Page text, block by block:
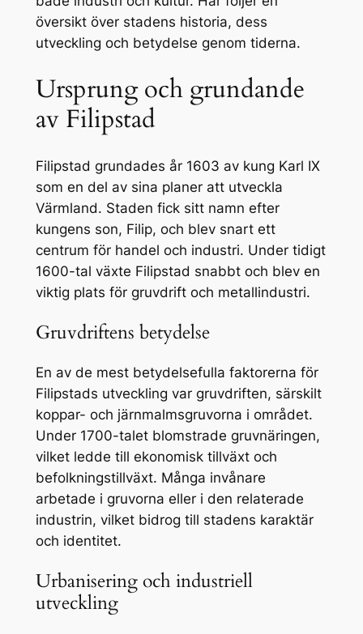
översikt över stadens historia, dess
utveckling och betydelse genom tiderna.
Ursprung och grundande
av Filipstad
Filipstad grundades år 1603 av kung Karl IX
som en del av sina planer att utveckla
Värmland. Staden fick sitt namn efter
kungens son, Filip, och blev snart ett
centrum för handel och industri. Under tidigt
1600-tal växte Filipstad snabbt och blev en
viktig plats för gruvdrift och metallindustri.
Gruvdriftens betydelse
En av de mest betydelsefulla faktorerna för
Filipstads utveckling var gruvdriften, särskilt
koppar- och järnmalmsgruvorna i området.
Under 1700-talet blomstrade gruvnäringen,
vilket ledde till ekonomisk tillväxt och
befolkningstillväxt. Många invånare
arbetade i gruvorna eller i den relaterade
industrin, vilket bidrog till stadens karaktär
och identitet.
Urbanisering och industriell
utveckling